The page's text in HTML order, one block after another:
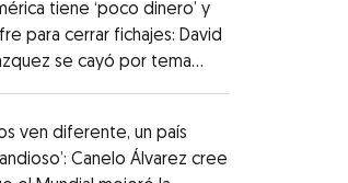
tiene ‘poco dinero’ y
para cerrar fichajes: David
se cayó por tema
ven diferente, un país
Canelo Álvarez cree